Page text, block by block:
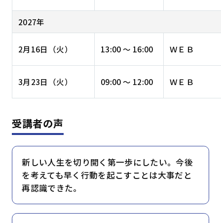
2027年
2月16日（火） 13:00 ～ 16:00 ＷＥＢ
3月23日（火） 09:00 ～ 12:00 ＷＥＢ
受講者の声
新しい人生を切り開く第一歩にしたい。今後
を考えても早く行動を起こすことは大事だと
再認識できた。